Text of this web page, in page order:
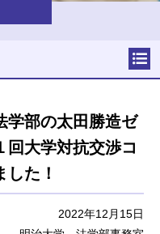
学部の太田勝造ゼ
回大学対抗交渉コ
た！
2022年12月15日